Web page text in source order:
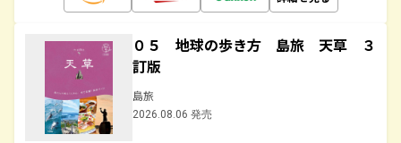
０５ 地球の歩き方 島旅 天草 ３
訂版
島旅
2026.08.06 発売